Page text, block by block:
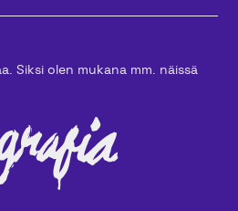
Siksi olen mukana mm. näissä